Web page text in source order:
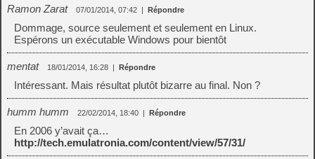
Ramon Zarat 07/01/2014, 07:42 | Répondre
Dommage, source seulement et seulement en Linux.
Espérons un exécutable Windows pour bientôt
mentat 18/01/2014, 16:28 | Répondre
Intéressant. Mais résultat plutôt bizarre au final. Non ?
humm humm 22/02/2014, 18:40 | Répondre
En 2006 y’avait ça…
http://tech.emulatronia.com/content/view/57/31/